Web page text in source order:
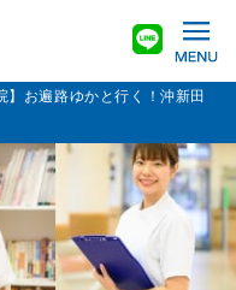
】お遍路ゆかと行く！沖新田